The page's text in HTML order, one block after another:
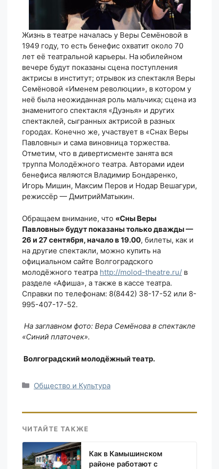
Жизнь в театре началась у Веры Семёновой в
1949 году, то есть бенефис охватит около 70
лет её театральной карьеры. На юбилейном
вечере будут показаны сцена поступления
актрисы в институт; отрывок из спектакля Веры
Семёновой «Именем революции», в котором у
неё была неожиданная роль мальчика; сцена из
знаменитого спектакля «Дуэнья» и других
спектаклей, сыгранных актрисой в разных
городах. Конечно же, участвует в «Снах Веры
Павловны» и сама виновница торжества.
Отметим, что в дивертисменте занята вся
труппа Молодёжного театра. Авторами идеи
бенефиса являются Владимир Бондаренко,
Игорь Мишин, Максим Перов и Нодар Вешагури,
режиссёр — ДмитрийМатыкин.
Обращаем внимание, что «Сны Веры
Павловны» будут показаны только дважды —
26 и 27 сентября, начало в 19.00, билеты, как и
на другие спектакли, можно купить на
официальном сайте Волгоградского
молодёжного театра http://molod-theatre.ru/ в
разделе «Афиша», а также в кассе театра.
Справки по телефонам: 8(8442) 38-17-52 или 8-
995-407-17-52.
На заглавном фото: Вера Семёнова в спектакле
«Синий платочек».
Волгоградский молодёжный театр.
Рубрики
Общество и Культура
ЧИТАЙТЕ ТАКЖЕ
Как в Камышинском
районе работают с